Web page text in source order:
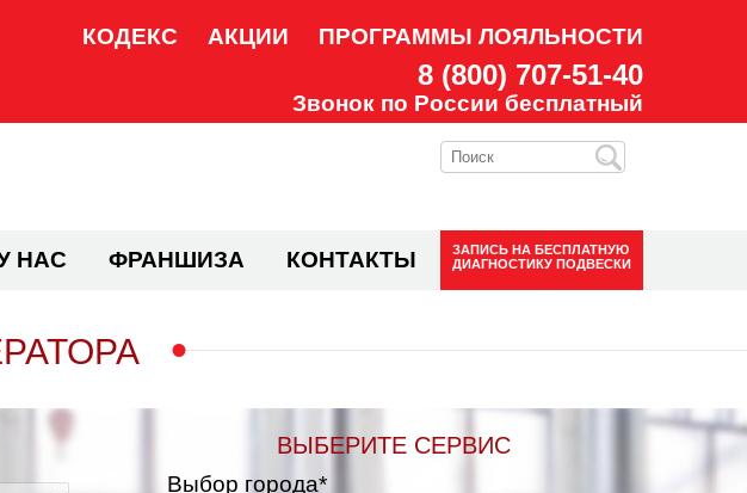
КОДЕКС АКЦИИ ПРОГРАММЫ ЛОЯЛЬНОСТИ
8 (800) 707-51-40
Звонок по России бесплатный
НАС ФРАНШИЗА КОНТАКТЫ ЗАПИСЬ НА БЕСПЛАТНУЮ
ДИАГНОСТИКУ ПОДВЕСКИ
ВЫБЕРИТЕ СЕРВИС
Выбор города*